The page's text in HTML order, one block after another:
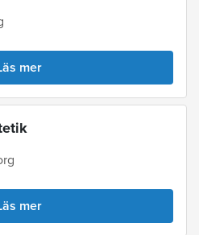
mer
mer